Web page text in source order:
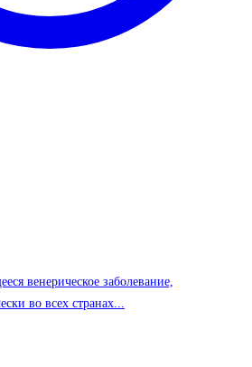
венерическое заболевание,
во всех странах...